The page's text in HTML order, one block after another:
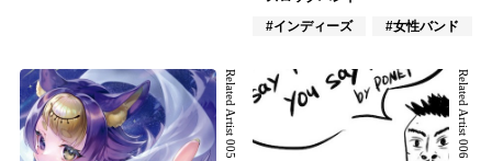
#インディーズ
#女性バンド
Related Artist 005 Related Artist 006